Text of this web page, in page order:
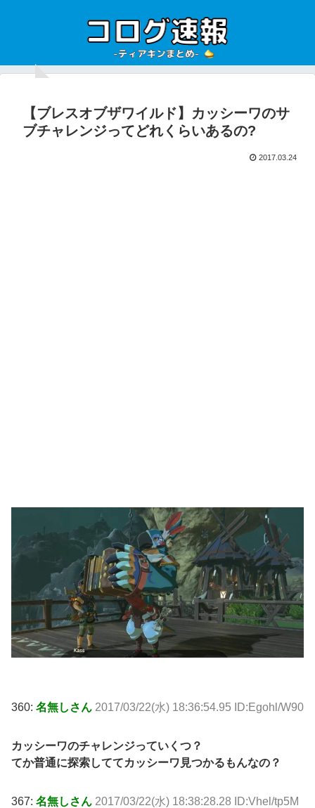
【ブレスオブザワイルド】カッシーワのサ
ブチャレンジってどれくらいあるの?
2017.03.24
360: 名無しさん 2017/03/22(水) 18:36:54.95 ID:Egohl/W90
カッシーワのチャレンジっていくつ？
てか普通に探索しててカッシーワ見つかるもんなの？
367: 名無しさん 2017/03/22(水) 18:38:28.28 ID:Vhel/tp5M